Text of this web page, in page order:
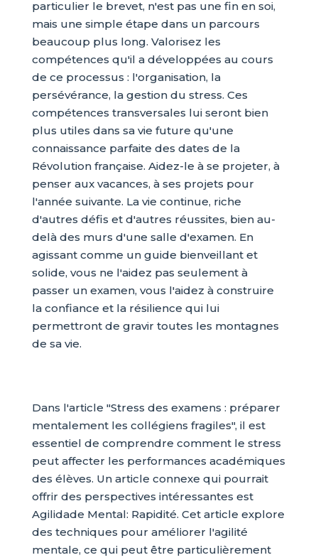
particulier le brevet, n'est pas une fin en soi,
mais une simple étape dans un parcours
beaucoup plus long. Valorisez les
compétences qu'il a développées au cours
de ce processus : l'organisation, la
persévérance, la gestion du stress. Ces
compétences transversales lui seront bien
plus utiles dans sa vie future qu'une
connaissance parfaite des dates de la
Révolution française. Aidez-le à se projeter, à
penser aux vacances, à ses projets pour
l'année suivante. La vie continue, riche
d'autres défis et d'autres réussites, bien au-
delà des murs d'une salle d'examen. En
agissant comme un guide bienveillant et
solide, vous ne l'aidez pas seulement à
passer un examen, vous l'aidez à construire
la confiance et la résilience qui lui
permettront de gravir toutes les montagnes
de sa vie.
Dans l'article "Stress des examens : préparer
mentalement les collégiens fragiles", il est
essentiel de comprendre comment le stress
peut affecter les performances académiques
des élèves. Un article connexe qui pourrait
offrir des perspectives intéressantes est
Agilidade Mental: Rapidité. Cet article explore
des techniques pour améliorer l'agilité
mentale, ce qui peut être particulièrement